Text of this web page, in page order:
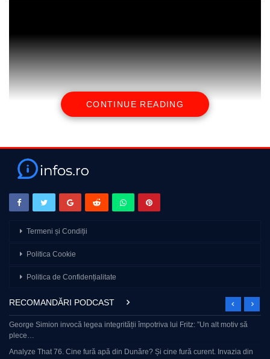
CONTINUE READING
Termeni și Condiții
Politica Cookie
Politica de Confidențialitate
RECOMANDĂRI PODCAST
George Simion invocă legea integrității împotriva lui Fritz: ”Un alt motiv să
plece…
Analyze That 76. Cine fură apă din Dunăre? Și cine fură curent. Invazia din